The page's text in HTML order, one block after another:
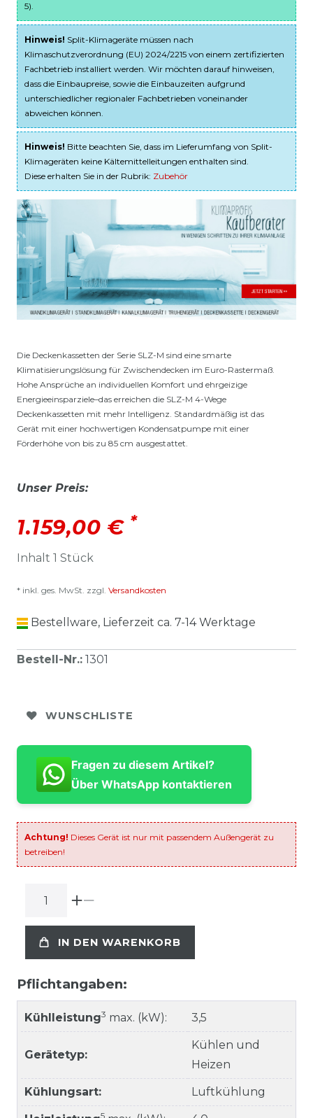
5).
Hinweis! Split-Klimageräte müssen nach
Klimaschutzverordnung (EU) 2024/2215 von einem zertifizierten
Fachbetrieb installiert werden. Wir möchten darauf hinweisen,
dass die Einbaupreise, sowie die Einbauzeiten aufgrund
unterschiedlicher regionaler Fachbetrieben voneinander
abweichen können.
Hinweis! Bitte beachten Sie, dass im Lieferumfang von Split-
Klimageräten keine Kältemittelleitungen enthalten sind.
Diese erhalten Sie in der Rubrik: Zubehör
Die Deckenkassetten der Serie SLZ-M sind eine smarte
Klimatisierungslösung für Zwischendecken im Euro-Rastermaß.
Hohe Ansprüche an individuellen Komfort und ehrgeizige
Energieeinsparziele–das erreichen die SLZ-M 4-Wege
Deckenkassetten mit mehr Intelligenz. Standardmäßig ist das
Gerät mit einer hochwertigen Kondensatpumpe mit einer
Förderhöhe von bis zu 85 cm ausgestattet.
Unser Preis:
1.159,00 € *
Inhalt 1 Stück
* inkl. ges. MwSt. zzgl. Versandkosten
Bestellware, Lieferzeit ca. 7-14 Werktage
Bestell-Nr.: 1301
WUNSCHLISTE
Fragen zu diesem Artikel?
Über WhatsApp kontaktieren
Achtung! Dieses Gerät ist nur mit passendem Außengerät zu
betreiben!
IN DEN WARENKORB
Pflichtangaben:
Kühlleistung3 max. (kW): 3,5
Gerätetyp:
Kühlen und
Heizen
Kühlungsart: Luftkühlung
5